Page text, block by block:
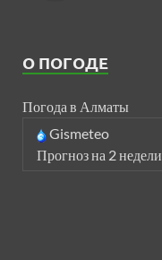
О ПОГОДЕ
Погода в Алматы
Gismeteo
Прогноз на 2 недели